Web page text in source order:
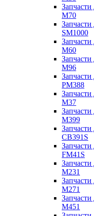
M70
SM1000
M60
M96
PM388
M37
M399
CB391S
FM41S
M231
M271
M451